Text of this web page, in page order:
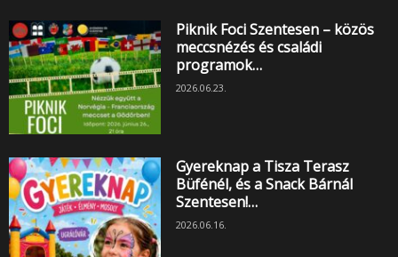
Piknik Foci Szentesen – közös
meccsnézés és családi
programok…
2026.06.23.
Gyereknap a Tisza Terasz
Büfénél, és a Snack Bárnál
Szentesen!…
2026.06.16.